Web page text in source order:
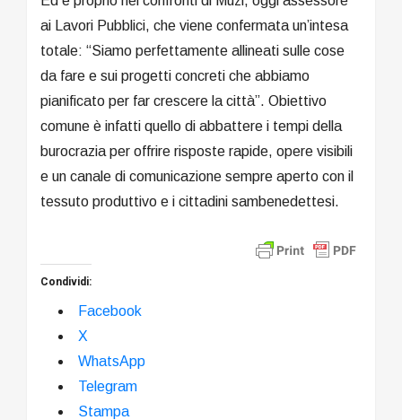
ai Lavori Pubblici, che viene confermata un’intesa
totale: “Siamo perfettamente allineati sulle cose
da fare e sui progetti concreti che abbiamo
pianificato per far crescere la città”. Obiettivo
comune è infatti quello di abbattere i tempi della
burocrazia per offrire risposte rapide, opere visibili
e un canale di comunicazione sempre aperto con il
tessuto produttivo e i cittadini sambenedettesi.
Condividi:
Facebook
X
WhatsApp
Telegram
Stampa